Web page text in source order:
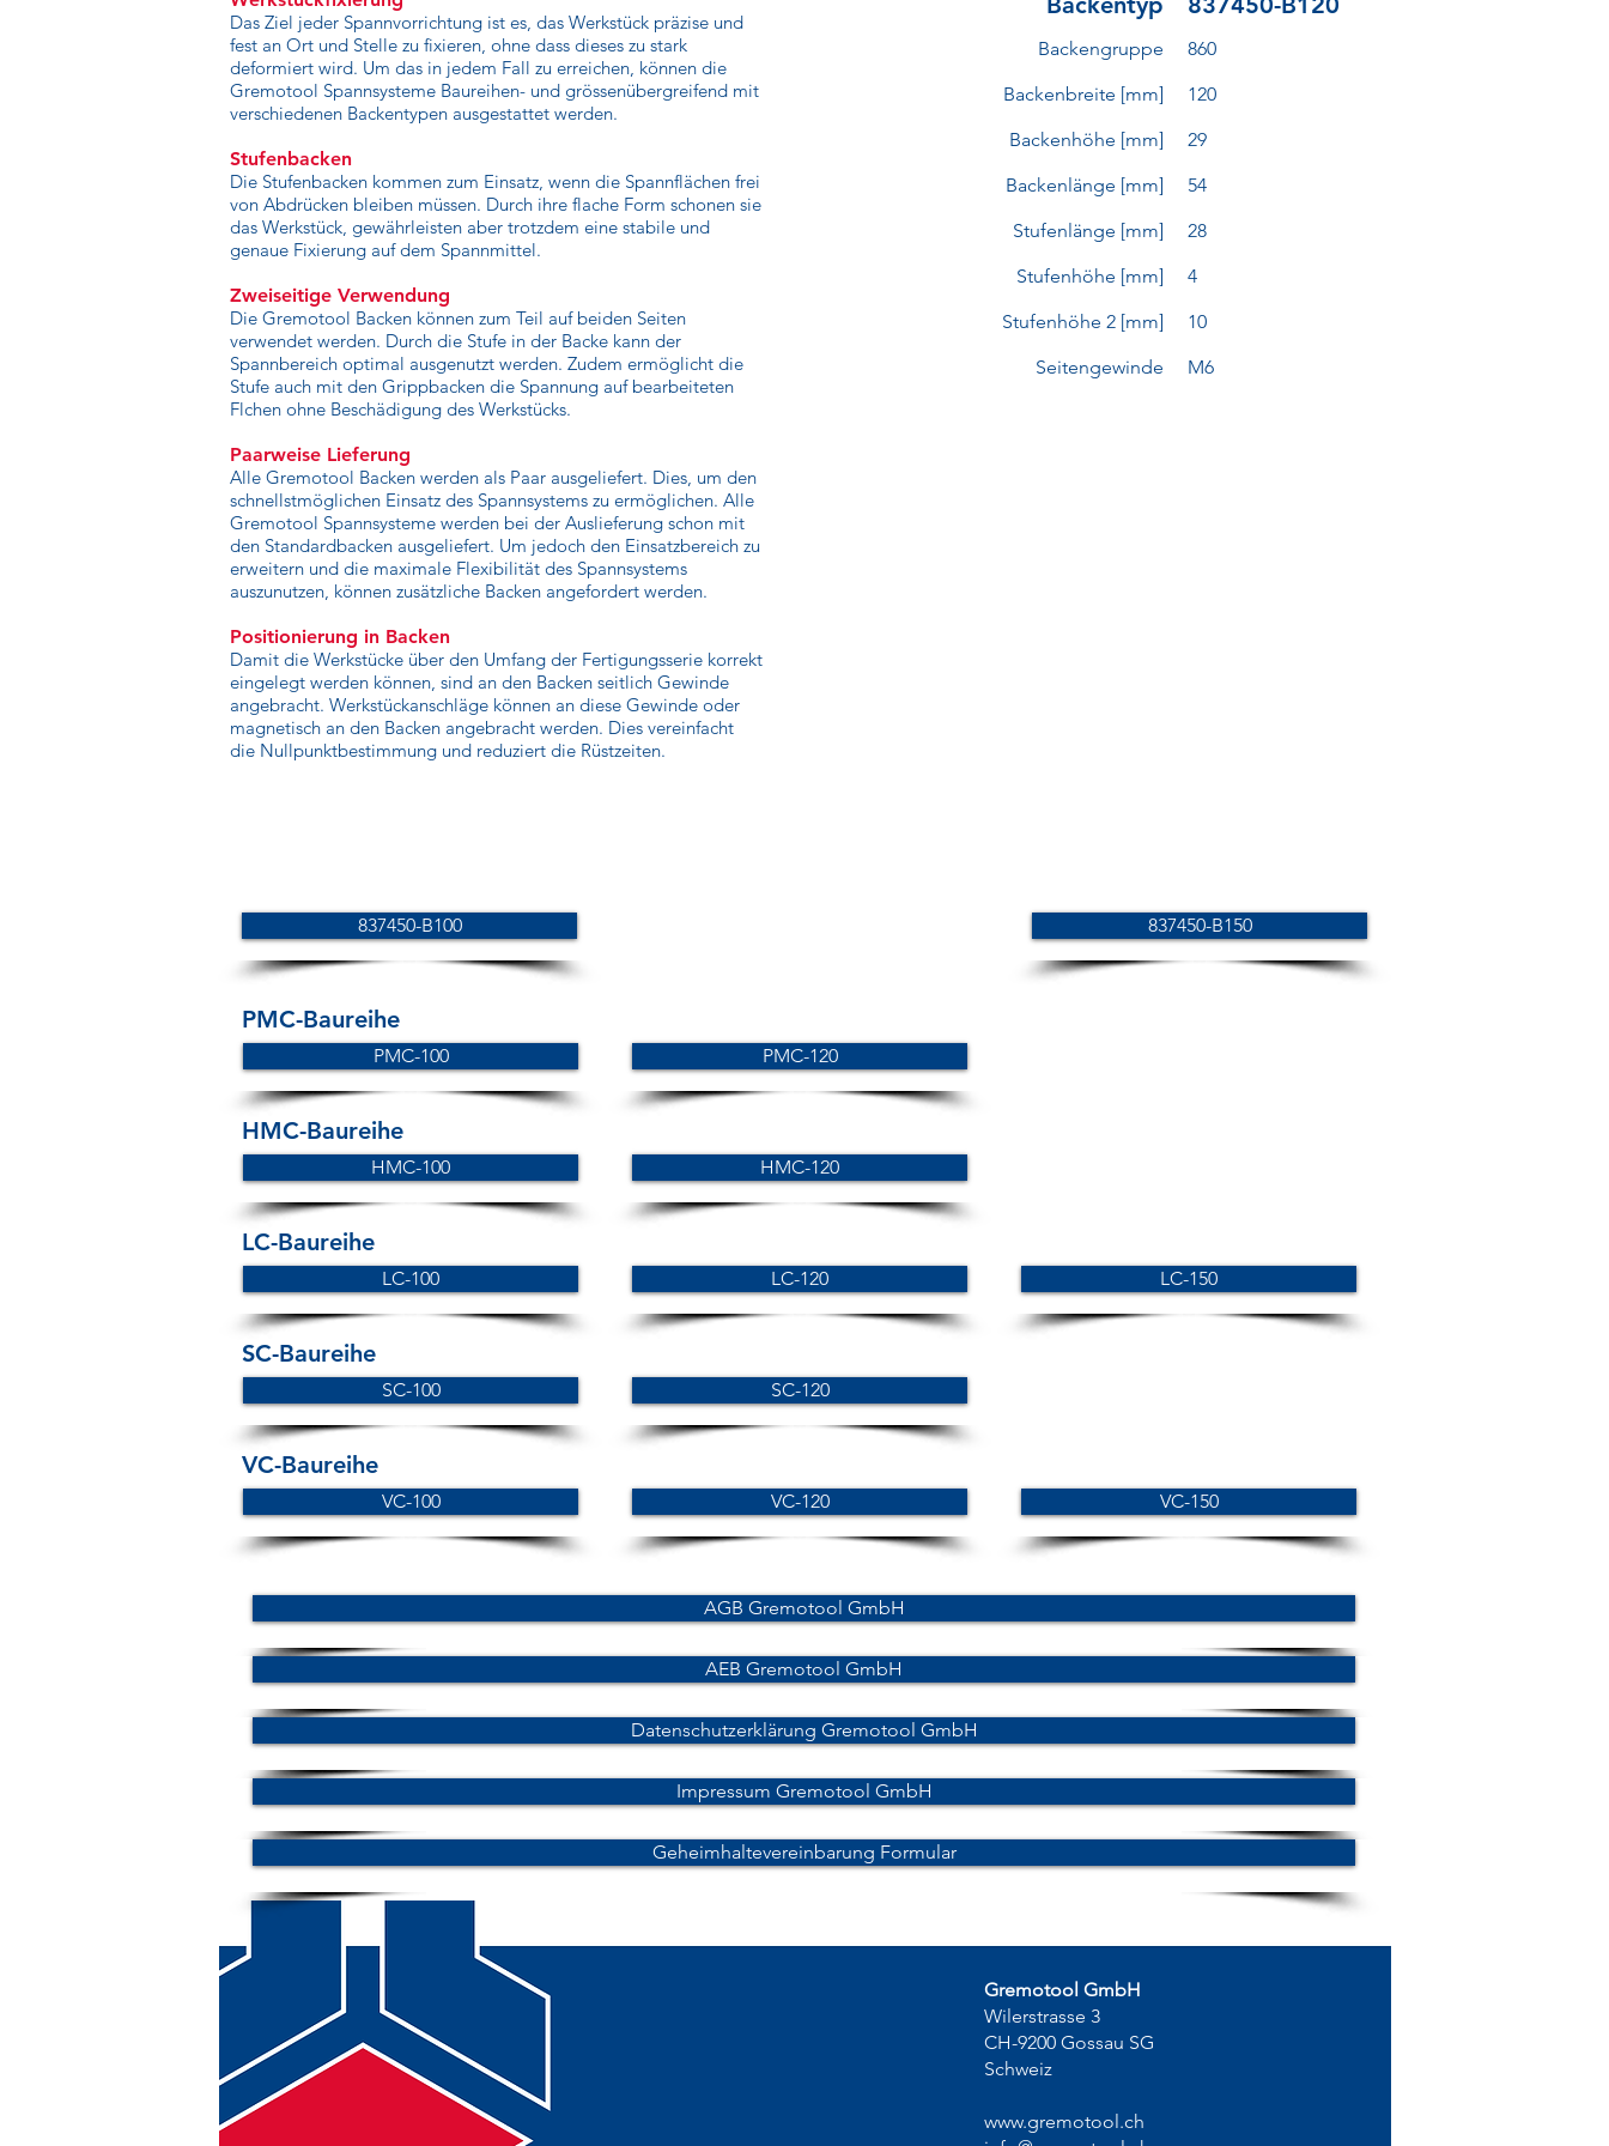
Das Ziel jeder Spannvorrichtung ist es, das Werkstück präzise und
fest an Ort und Stelle zu fixieren, ohne dass dieses zu stark
deformiert wird. Um das in jedem Fall zu erreichen, können die
Gremotool Spannsysteme Baureihen- und grössenübergreifend mit
verschiedenen Backentypen ausgestattet werden.
Stufenbacken
Die Stufenbacken kommen zum Einsatz, wenn die Spannflächen frei
von Abdrücken bleiben müssen. Durch ihre flache Form schonen sie
das Werkstück, gewährleisten aber trotzdem eine stabile und
genaue Fixierung auf dem Spannmittel.
Zweiseitige Verwendung
Die Gremotool Backen können zum Teil auf beiden Seiten
verwendet werden. Durch die Stufe in der Backe kann der
Spannbereich optimal ausgenutzt werden. Zudem ermöglicht die
Stufe auch mit den Grippbacken die Spannung auf bearbeiteten
Flchen ohne Beschädigung des Werkstücks.
Paarweise Lieferung
Alle Gremotool Backen werden als Paar ausgeliefert. Dies, um den
schnellstmöglichen Einsatz des Spannsystems zu ermöglichen. Alle
Gremotool Spannsysteme werden bei der Auslieferung schon mit
den Standardbacken ausgeliefert. Um jedoch den Einsatzbereich zu
erweitern und die maximale Flexibilität des Spannsystems
auszunutzen, können zusätzliche Backen angefordert werden.
Positionierung in Backen
Damit die Werkstücke über den Umfang der Fertigungsserie korrekt
eingelegt werden können, sind an den Backen seitlich Gewinde
angebracht. Werkstückanschläge können an diese Gewinde oder
magnetisch an den Backen angebracht werden. Dies vereinfacht
die Nullpunktbestimmung und reduziert die Rüstzeiten.
Backengruppe
Backenbreite [mm]
Backenhöhe [mm]
Backenlänge [mm]
Stufenlänge [mm]
Stufenhöhe [mm]
Stufenhöhe 2 [mm]
Seitengewinde
860
120
29
54
28
4
10
M6
837450-B100 837450-B150
PMC-Baureihe
PMC-100 PMC-120
HMC-Baureihe
HMC-100 HMC-120
LC-Baureihe
LC-100 LC-120 LC-150
SC-Baureihe
SC-100 SC-120
VC-Baureihe
VC-100 VC-120 VC-150
Gremotool GmbH
Wilerstrasse 3
CH-9200 Gossau SG
Schweiz
www.gremotool.ch
AGB Gremotool GmbH
AEB Gremotool GmbH
Datenschutzerklärung Gremotool GmbH
Impressum Gremotool GmbH
Geheimhaltevereinbarung Formular